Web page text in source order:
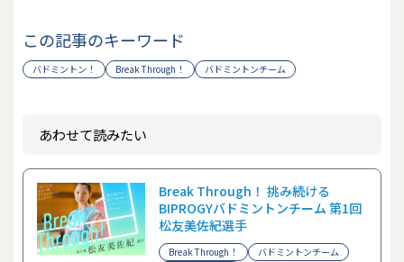
この記事のキーワード
バドミントン！ Break Through！ バドミントンチーム
あわせて読みたい
Break Through！ 挑み続ける
BIPROGYバドミントンチーム 第1回
松友美佐紀選手
Break Through！
バドミントンチーム